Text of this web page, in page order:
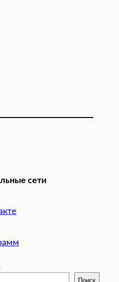
сети
Поиск